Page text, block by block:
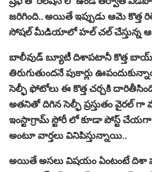
జరిగింది.. అయితే ఇప్పుడు ఆమె
సోషల్ మీడియాలో హల్ చల్ చేస్తున్న
బాలీవుడ్ బ్యూటీ దిశాపటానీ కొత్త
తిరుగుతుందనే పుకార్లు
సెల్ఫీ ఫోటోలు ఈ కొత్త చర్చకి
అతనితో దిగిన సెల్ఫీ ప్రస్తుతం వైరల్
ఇంస్టాగ్రామ్ స్టోరీ లో కూడా పోస్ట్
అంటూ వార్తలు వినిపిస్తున్నాయి..
అయితే అసలు విషయం ఏంటంటే దిశా